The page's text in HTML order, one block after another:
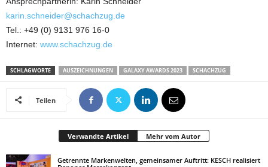
karin.schneider@schachzug.de
Tel.: +49 (0) 9131 976 16-0
Internet: www.schachzug.de
SCHLAGWORTE AUSZEICHNUNGEN GALAXY AWARDS 2023 SCHACHZUG
Teilen
Verwandte Artikel Mehr vom Autor
Getrennte Markenwelten, gemeinsamer Auftritt: KESCH realisiert